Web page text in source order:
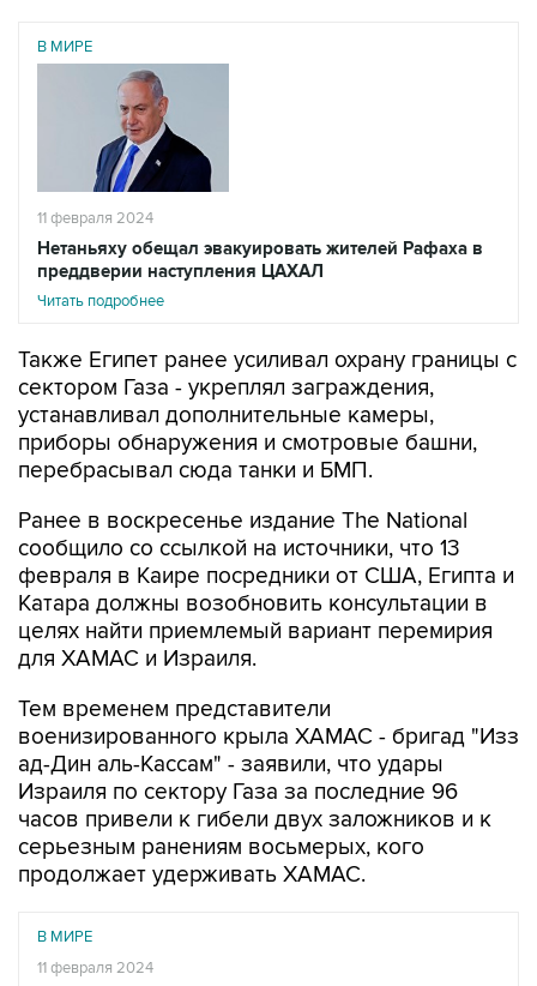
В МИРЕ
11 февраля 2024
Нетаньяху обещал эвакуировать жителей Рафаха в
преддверии наступления ЦАХАЛ
Читать подробнее
Также Египет ранее усиливал охрану границы с
сектором Газа - укреплял заграждения,
устанавливал дополнительные камеры,
приборы обнаружения и смотровые башни,
перебрасывал сюда танки и БМП.
Ранее в воскресенье издание The National
сообщило со ссылкой на источники, что 13
февраля в Каире посредники от США, Египта и
Катара должны возобновить консультации в
целях найти приемлемый вариант перемирия
для ХАМАС и Израиля.
Тем временем представители
военизированного крыла ХАМАС - бригад "Изз
ад-Дин аль-Кассам" - заявили, что удары
Израиля по сектору Газа за последние 96
часов привели к гибели двух заложников и к
серьезным ранениям восьмерых, кого
продолжает удерживать ХАМАС.
В МИРЕ
11 февраля 2024